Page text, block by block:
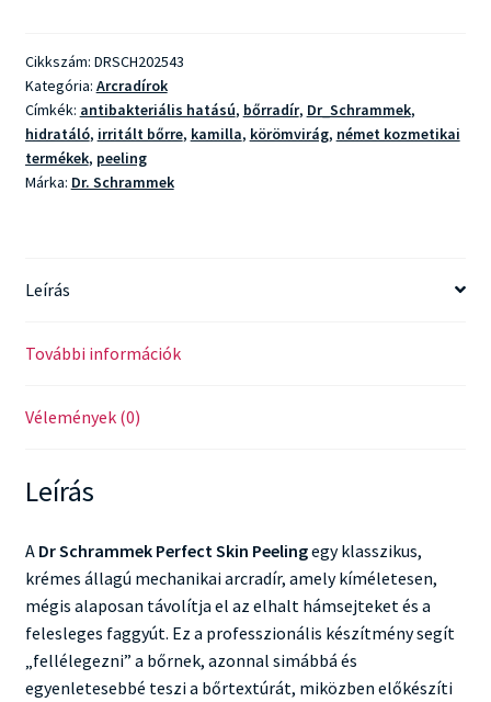
mennyiség
Cikkszám: DRSCH202543
Kategória: Arcradírok
Címkék: antibakteriális hatású, bőrradír, Dr_Schrammek,
hidratáló, irritált bőrre, kamilla, körömvirág, német kozmetikai
termékek, peeling
Márka: Dr. Schrammek
Leírás
További információk
Vélemények (0)
Leírás
A Dr Schrammek Perfect Skin Peelingegy klasszikus,
krémes állagú mechanikai arcradír, amely kíméletesen,
mégis alaposan távolítja el az elhalt hámsejteket és a
felesleges faggyút. Ez a professzionális készítmény segít
„fellélegezni” a bőrnek, azonnal simábbá és
egyenletesebbé teszi a bőrtextúrát, miközben előkészíti